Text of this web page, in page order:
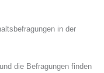
in der
die Befragungen finden